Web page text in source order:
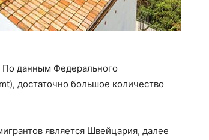
По данным Федерального
достаточно большое количество
является Швейцария, далее